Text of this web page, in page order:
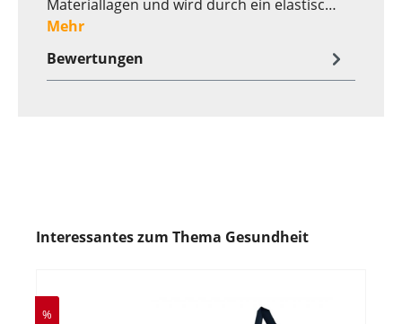
Materiallagen und wird durch ein elastisc…
Mehr
Bewertungen
Interessantes zum Thema Gesundheit
%